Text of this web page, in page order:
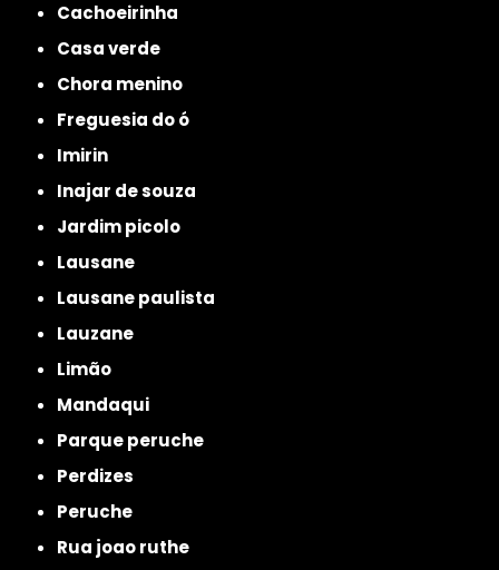
cachoeirinha
casa verde
chora menino
freguesia do ó
imirin
inajar de souza
jardim picolo
lausane
lausane paulista
lauzane
limão
mandaqui
parque peruche
perdizes
peruche
rua joao ruthe